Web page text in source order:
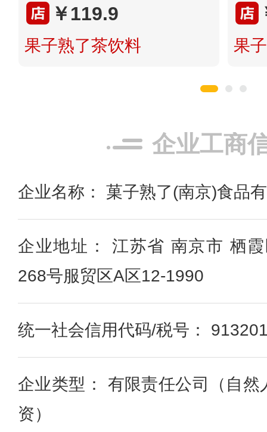
￥119.9
果子熟了茶饮料 果
企业工商
企业名称： 菓子熟了(南京)食品
企业地址： 江苏省 南京市 栖
268号服贸区A区12-1990
统一社会信用代码/税号：
企业类型： 有限责任公司（自
资）